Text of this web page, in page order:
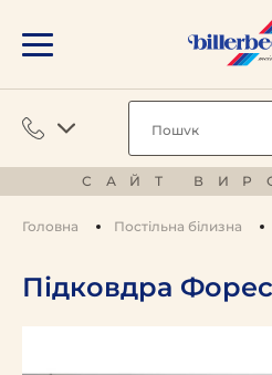
САЙТ
Головна Постільна білизна
Підковдра